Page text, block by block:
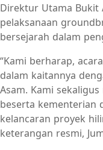
Direktur Utama Bukit
pelaksanaan
bersejarah dalam
“Kami berharap,
dalam kaitannya
Asam. Kami
beserta kementerian
kelancaran proyek
keterangan resmi,